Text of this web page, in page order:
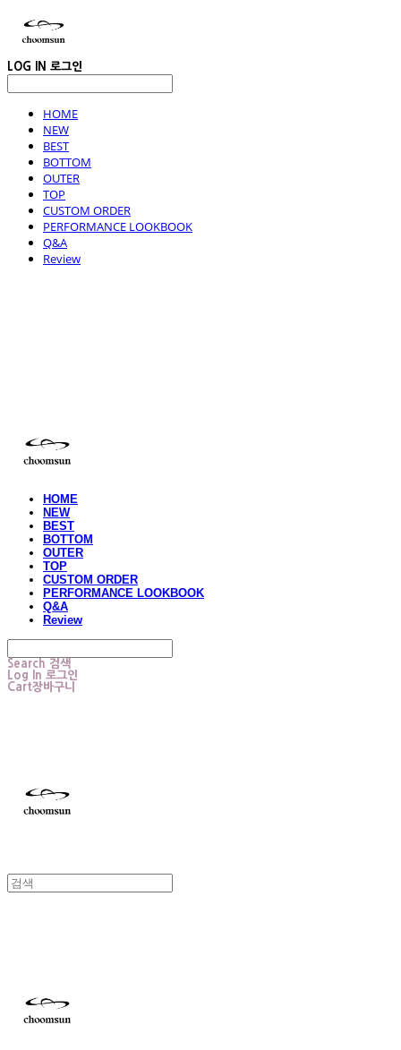
LOG IN 로그인
HOME
NEW
BEST
BOTTOM
OUTER
TOP
CUSTOM ORDER
PERFORMANCE LOOKBOOK
Q&A
Review
HOME
NEW
BEST
BOTTOM
OUTER
TOP
CUSTOM ORDER
PERFORMANCE LOOKBOOK
Q&A
Review
Search 검색
Log In 로그인
Cart장바구니